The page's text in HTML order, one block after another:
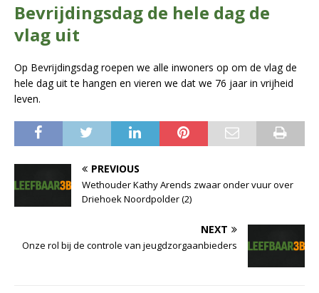
Bevrijdingsdag de hele dag de
vlag uit
Op Bevrijdingsdag roepen we alle inwoners op om de vlag de
hele dag uit te hangen en vieren we dat we 76 jaar in vrijheid
leven.
PREVIOUS
Wethouder Kathy Arends zwaar onder vuur over
Driehoek Noordpolder (2)
NEXT
Onze rol bij de controle van jeugdzorgaanbieders